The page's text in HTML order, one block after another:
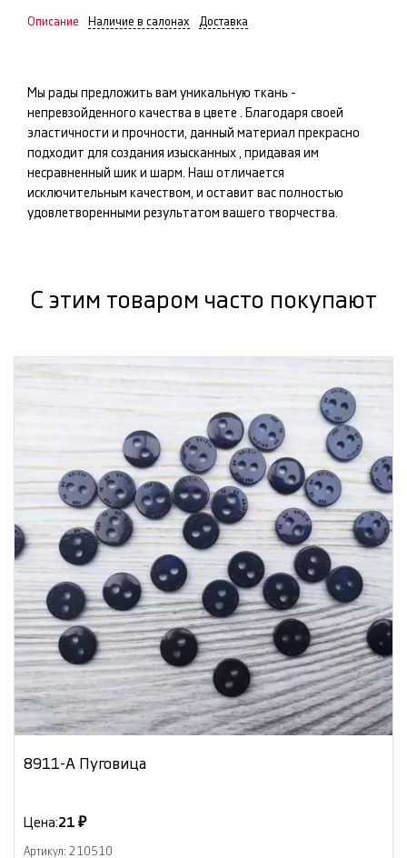
Описание Наличие в салонах Доставка
Мы рады предложить вам уникальную ткань -
непревзойденного качества в цвете . Благодаря своей
эластичности и прочности, данный материал прекрасно
подходит для создания изысканных , придавая им
несравненный шик и шарм. Наш отличается
исключительным качеством, и оставит вас полностью
удовлетворенными результатом вашего творчества.
С этим товаром часто покупают
8911-А Пуговица
Цена:21 ₽
Артикул: 210510